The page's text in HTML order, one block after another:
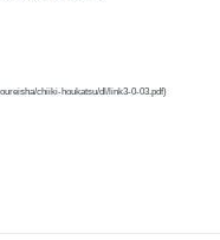
chiiki-houkatsu/dl/link3-0-03.pdf)